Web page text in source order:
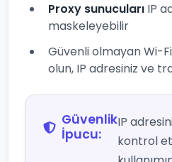
Proxy sunucuları IP
maskeleyebilir
Güvenli olmayan Wi-
olun, IP adresiniz ve
Güvenlik
İpucu:
IP
kontrol